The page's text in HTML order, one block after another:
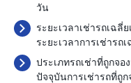
วัน
ระยะเวลาเช่ารถเฉลี่
ระยะเวลาการเช่ารถ
ประเภทรถเช่าที่ถูกจอ
ปัจจุบันการเช่ารถที่ถู